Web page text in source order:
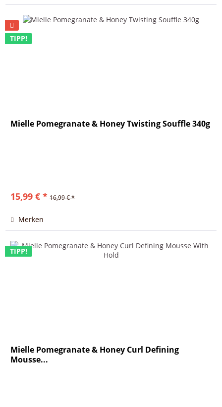
TIPP!
Mielle Pomegranate & Honey Twisting Souffle 340g
15,99 € * 16,99 € *
Merken
TIPP!
Mielle Pomegranate & Honey Curl Defining
Mousse...